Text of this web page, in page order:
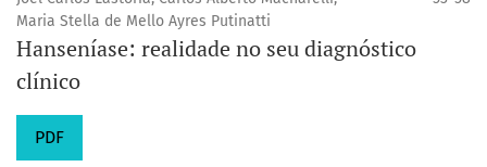
Maria Stella de Mello Ayres Putinatti
Hanseníase: realidade no seu diagnóstico
clínico
PDF